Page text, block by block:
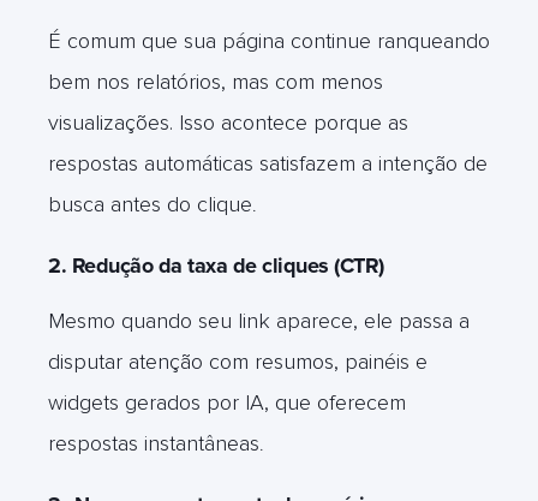
É comum que sua página continue ranqueando
bem nos relatórios, mas com menos
visualizações. Isso acontece porque as
respostas automáticas satisfazem a intenção de
busca antes do clique.
2. Redução da taxa de cliques (CTR)
Mesmo quando seu link aparece, ele passa a
disputar atenção com resumos, painéis e
widgets gerados por IA, que oferecem
respostas instantâneas.